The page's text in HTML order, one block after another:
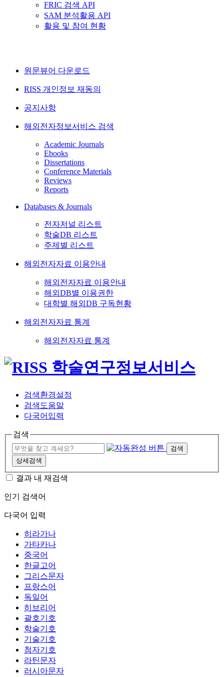
FRIC 검색 API
SAM 분석활용 API
활용 및 참여 현황
원문뷰어 다운로드
RISS 개인정보 재동의
공지사항
해외전자정보서비스 검색
Academic Journals
Ebooks
Dissertations
Conference Materials
Reviews
Reports
Databases & Journals
전자저널 리스트
학술DB 리스트
주제별 리스트
해외전자자료 이용안내
해외전자자료 이용안내
해외DB별 이용권한
대학별 해외DB 구독현황
해외전자자료 통계
해외전자자료 통계
검색환경설정
검색도움말
다국어입력
검색
검색
상세검색
결과 내 재검색
인기 검색어
다국어 입력
히라가나
가타카나
중국어
한글고어
그리스문자
프랑스어
독일어
히브리어
괄호기호
학술기호
기술기호
첨자기호
라틴문자
러시아문자